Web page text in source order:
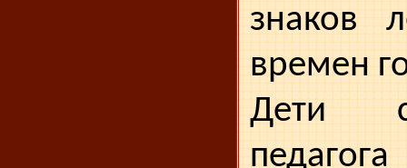
знаков
времен
Дети